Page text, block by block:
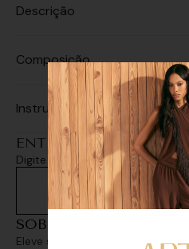
Descrição
Composição
Instruções de Lavagem
ENTREGA E RETIRADA
Digite seu CEP e consulte as
SOBREPOSIÇÕES
Eleve seu look com sofisticação